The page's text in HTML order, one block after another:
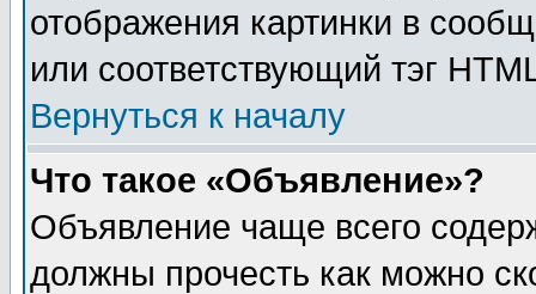
отображения картинки в
или соответствующий тэг
Вернуться к началу
Что такое «Объявление»?
Объявление чаще всего
должны прочесть как можно